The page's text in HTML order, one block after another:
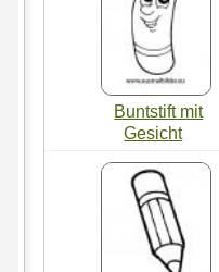
Buntstift mit
Gesicht